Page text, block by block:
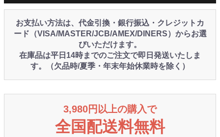
お支払い方法は、代金引換・銀行振込・クレジットカ
ード（VISA/MASTER/JCB/AMEX/DINERS）からお選
びいただけます。
在庫品は平日14時までのご注文で即日発送いたしま
す。（欠品時/夏季・年末年始休業時を除く）
3,980円以上の購入で
全国配送料無料